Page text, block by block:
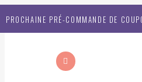
PROCHAINE PRÉ-COMMANDE DE